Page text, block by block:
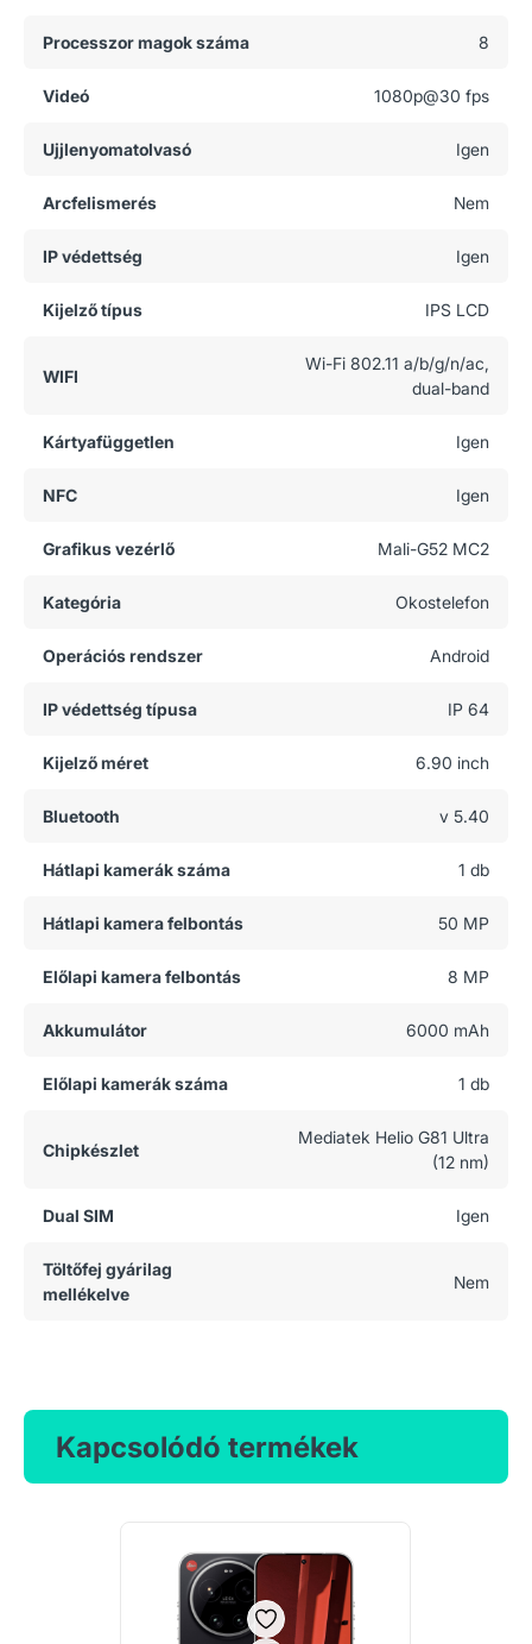
Processzor magok száma 8
Videó 1080p@30 fps
Ujjlenyomatolvasó Igen
Arcfelismerés Nem
IP védettség Igen
Kijelző típus IPS LCD
WIFI
Wi-Fi 802.11 a/b/g/n/ac,
dual-band
Kártyafüggetlen Igen
NFC Igen
Grafikus vezérlő Mali-G52 MC2
Kategória Okostelefon
Operációs rendszer Android
IP védettség típusa IP 64
Kijelző méret 6.90 inch
Bluetooth v 5.40
Hátlapi kamerák száma 1 db
Hátlapi kamera felbontás 50 MP
Előlapi kamera felbontás 8 MP
Akkumulátor 6000 mAh
Előlapi kamerák száma 1 db
Chipkészlet
Mediatek Helio G81 Ultra
(12 nm)
Dual SIM Igen
Töltőfej gyárilag
mellékelve
Nem
Kapcsolódó termékek